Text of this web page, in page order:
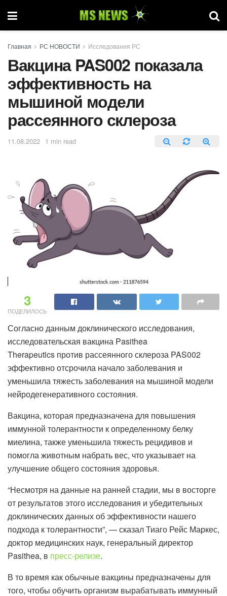
Главная РС НОВОСТИ Исследования РС
Вакцина PAS002 показала
эффективность на
мышиной модели
рассеянного склероза
11.08.2022 1 min read
3
ПОДЕЛИЛОСЬ
Согласно данным доклинического исследования,
исследовательская вакцина Pasithea
Therapeutics против рассеянного склероза PAS002
эффективно отсрочила начало заболевания и
уменьшила тяжесть заболевания на мышиной модели
нейродегенеративного состояния.
Вакцина, которая предназначена для повышения
иммунной толерантности к определенному белку
миелина, также уменьшила тяжесть рецидивов и
помогла животным набрать вес, что указывает на
улучшение общего состояния здоровья.
“Несмотря на данные на ранней стадии, мы в восторге
от результатов этого исследования и убедительных
доклинических данных об эффективности нашего
подхода к толерантности”, — сказал Тиаго Рейс Маркес,
доктор медицинских наук, генеральный директор
Pasithea, в пресс-релизе.
В то время как обычные вакцины предназначены для
того, чтобы обучить организм вырабатывать иммунный